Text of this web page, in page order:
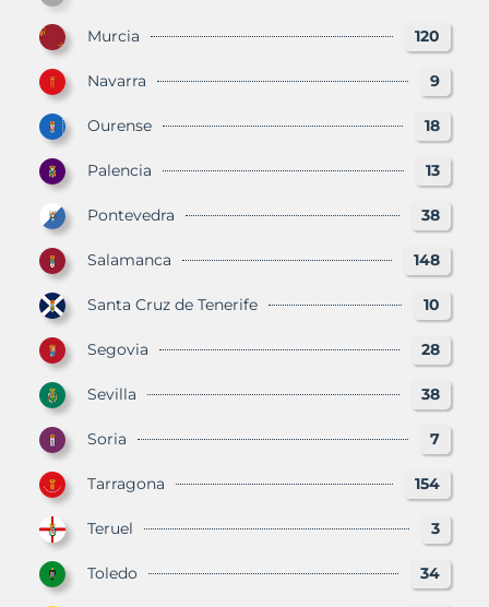
Murcia 120
Navarra 9
Ourense 18
Palencia 13
Pontevedra 38
Salamanca 148
Santa Cruz de Tenerife 10
Segovia 28
Sevilla 38
Soria 7
Tarragona 154
Teruel 3
Toledo 34